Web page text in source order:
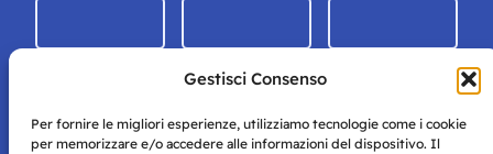
Gestisci Consenso
Per fornire le migliori esperienze, utilizziamo tecnologie come i cookie
per memorizzare e/o accedere alle informazioni del dispositivo. Il